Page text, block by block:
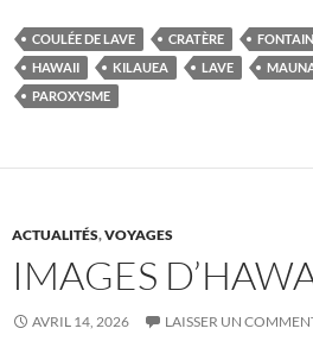
COULÉE DE LAVE CRATÈRE
HAWAII
KILAUEA LAVE
PAROXYSME
ACTUALITÉS,VOYAGES
IMAGES
AVRIL 14, 2026 LAISSER UN